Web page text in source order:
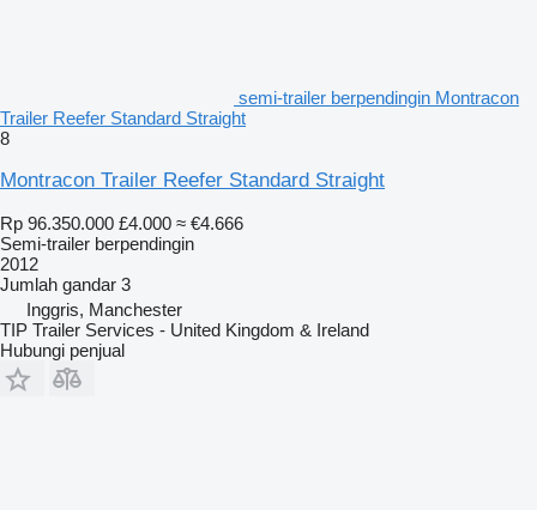
semi-trailer berpendingin Montracon
Trailer Reefer Standard Straight
8
Montracon Trailer Reefer Standard Straight
Rp 96.350.000 £4.000 ≈ €4.666
Semi-trailer berpendingin
2012
Jumlah gandar 3
Inggris, Manchester
TIP Trailer Services - United Kingdom & Ireland
Hubungi penjual